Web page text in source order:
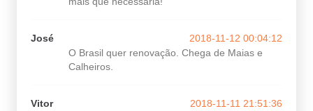
José
2018-11-12 00:04:12
O Brasil quer renovação. Chega de Maias e
Calheiros.
Vitor
2018-11-11 21:51:36